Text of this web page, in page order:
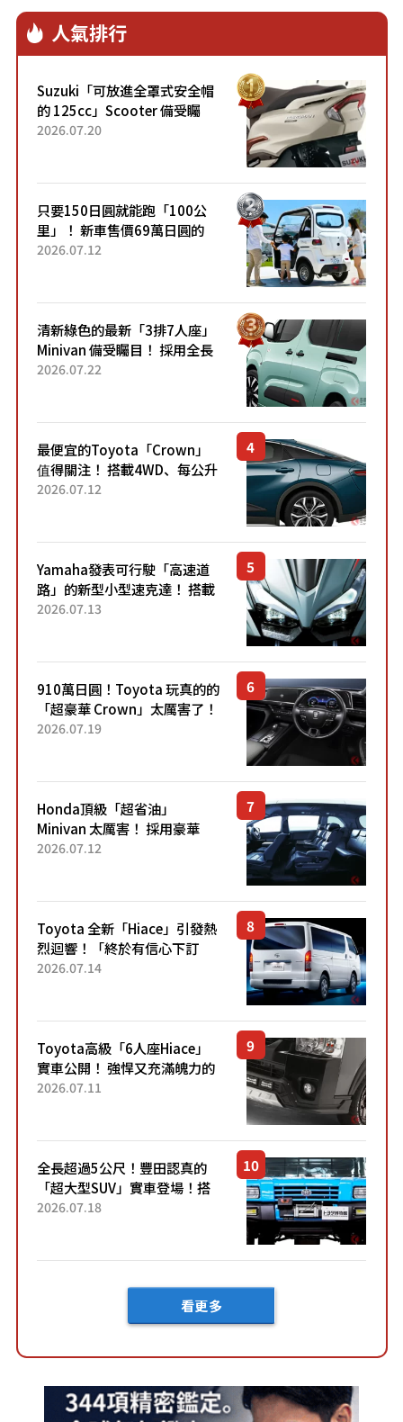
人氣排行
Suzuki「可放進全罩式安全帽
的 125cc」Scooter 備受矚
目！採用全新流線設計與各項
2026.07.20
只要150日圓就能跑「100公
里」！ 新車售價69萬日圓的
「3人座」Trike大受歡迎！ 順
2026.07.12
清新綠色的最新「3排7人座」
Minivan 備受矚目！ 採用全長
4.7公尺剛剛好的車身尺寸與
2026.07.22
最便宜的Toyota「Crown」
值得關注！ 搭載4WD、每公升
22.4公里低油耗表現超亮眼！
2026.07.12
Yamaha發表可行駛「高速道
路」的新型小型速克達！ 搭載
能享受超強勁「渦輪感」的動
2026.07.13
910萬日圓！Toyota 玩真的的
「超豪華 Crown」太厲害了！
採用由「匠人技藝」打造的
2026.07.19
Honda頂級「超省油」
Minivan 太厲害！ 採用豪華
「真皮座椅」與專屬「黑色內
「三...
2026.07.12
Toyota 全新「Hiace」引發熱
烈迴響！「終於有信心下訂
了！」「哪個等級交車最
車？...
2026.07.14
Toyota高級「6人座Hiace」
實車公開！ 強悍又充滿魄力的
「全黑設計」搭配特別「豪華
2026.07.11
全長超過5公尺！豐田認真的
「超大型SUV」實車登場！搭
載後輪也會轉向的「四輪轉
「Mega C...
2026.07.18
看更多